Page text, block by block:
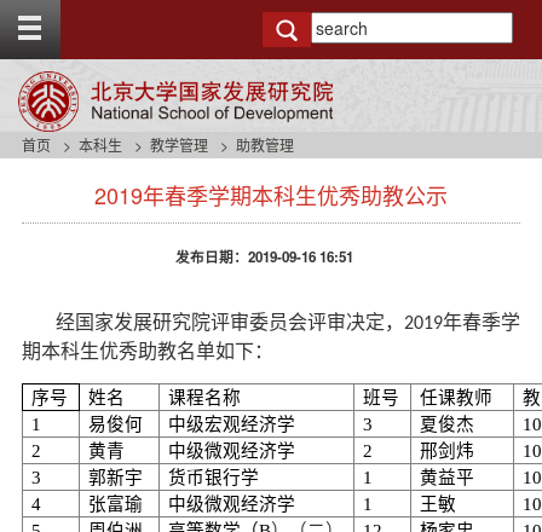
g
t
首页 本科生 教学管理 助教管理
2019年春季学期本科生优秀助教公示
发布日期：2019-09-16 16:51
经国家发展研究院评审委员会评审决定， 2019年春季学
期本科生优秀助教名单如下：
序号 姓名 课程名称 班号 任课教师
1
易俊何 中级宏观经济学 3 夏俊杰
2
黄青 中级微观经济学 2 邢剑炜
3
郭新宇 货币银行学 1 黄益平
4
张富瑜 中级微观经济学 1 王敏